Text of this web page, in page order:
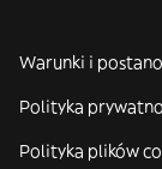
Warunki i
Polityka
Polityka plików